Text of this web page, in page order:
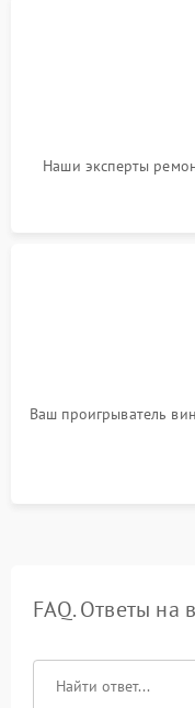
Наши эксперты
Ваш проигрыватель
FAQ. Ответы на